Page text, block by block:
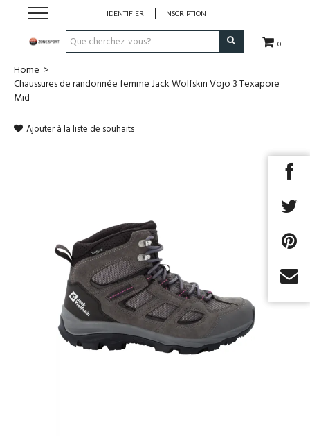
0
IDENTIFIER INSCRIPTION
Running & Trail
Football
Home >
Chaussures de randonnée femme Jack Wolfskin Vojo 3 Texapore
Mid
Ajouter à la liste de souhaits
Next